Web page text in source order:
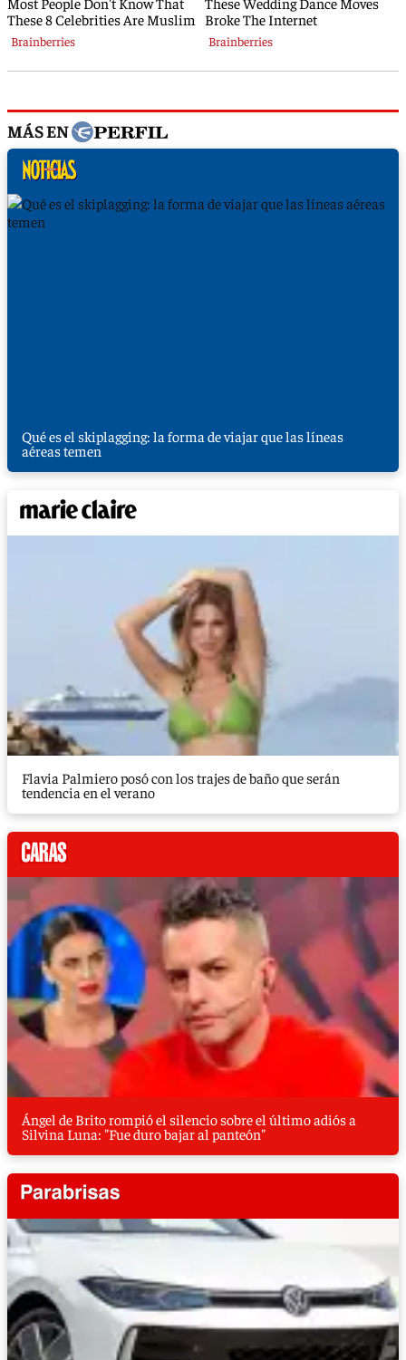
MÁS EN
Qué es el skiplagging: la forma de viajar que las líneas
aéreas temen
Flavia Palmiero posó con los trajes de baño que serán
tendencia en el verano
Ángel de Brito rompió el silencio sobre el último adiós a
Silvina Luna: "Fue duro bajar al panteón"